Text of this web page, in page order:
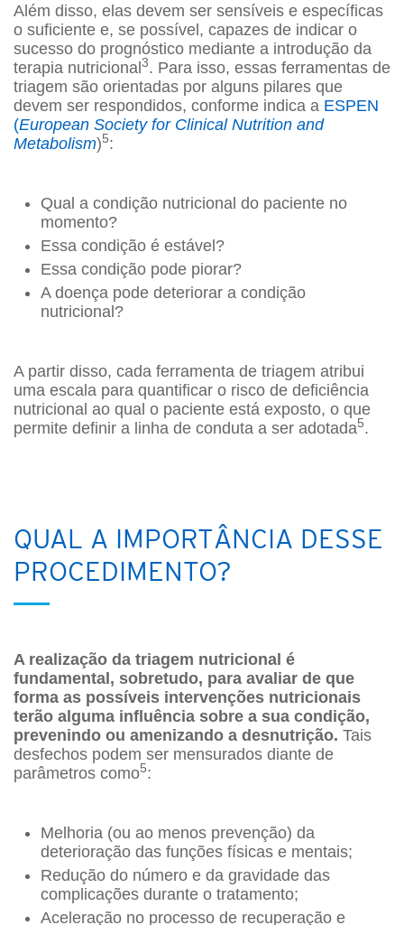
Além disso, elas devem ser sensíveis e específicas
o suficiente e, se possível, capazes de indicar o
sucesso do prognóstico mediante a introdução da
terapia nutricional3. Para isso, essas ferramentas de
triagem são orientadas por alguns pilares que
devem ser respondidos, conforme indica a ESPEN
(European Society for Clinical Nutrition and
Metabolism)5:
Qual a condição nutricional do paciente no
momento?
Essa condição é estável?
Essa condição pode piorar?
A doença pode deteriorar a condição
nutricional?
A partir disso, cada ferramenta de triagem atribui
uma escala para quantificar o risco de deficiência
nutricional ao qual o paciente está exposto, o que
permite definir a linha de conduta a ser adotada5.
QUAL A IMPORTÂNCIA DESSE
PROCEDIMENTO?
A realização da triagem nutricional é
fundamental, sobretudo, para avaliar de que
forma as possíveis intervenções nutricionais
terão alguma influência sobre a sua condição,
prevenindo ou amenizando a desnutrição. Tais
desfechos podem ser mensurados diante de
parâmetros como5:
Melhoria (ou ao menos prevenção) da
deterioração das funções físicas e mentais;
Redução do número e da gravidade das
complicações durante o tratamento;
Aceleração no processo de recuperação e